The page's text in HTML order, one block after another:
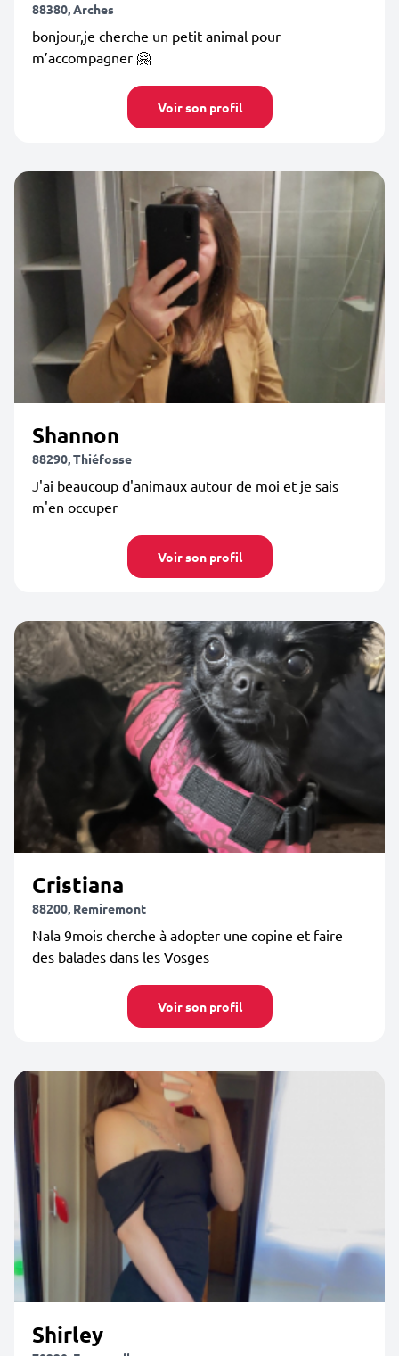
88380, Arches
bonjour,je cherche un petit animal pour
m’accompagner 🤗
Voir son profil
Shannon
88290, Thiéfosse
J'ai beaucoup d'animaux autour de moi et je sais
m'en occuper
Voir son profil
Cristiana
88200, Remiremont
Nala 9mois cherche à adopter une copine et faire
des balades dans les Vosges
Voir son profil
Shirley